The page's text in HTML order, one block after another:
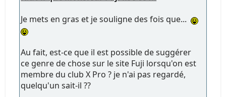
Je mets en gras et je souligne des fois que...
Au fait, est-ce que il est possible de suggérer
ce genre de chose sur le site Fuji lorsqu'on est
membre du club X Pro ? je n'ai pas regardé,
quelqu'un sait-il ??